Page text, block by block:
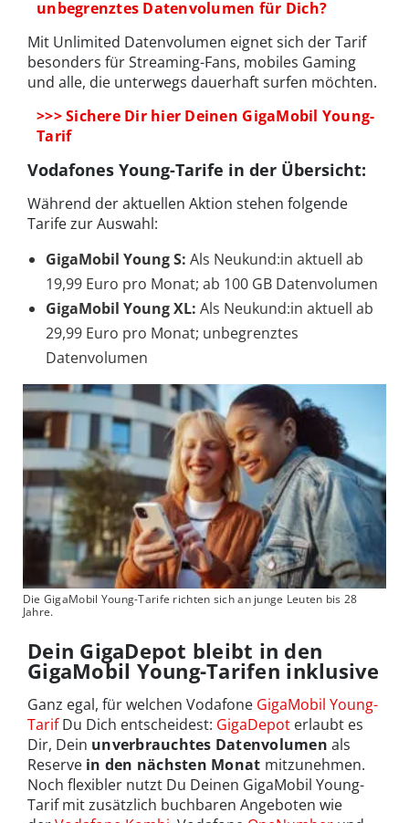
unbegrenztes Datenvolumen für Dich?
Mit Unlimited Datenvolumen eignet sich der Tarif
besonders für Streaming-Fans, mobiles Gaming
und alle, die unterwegs dauerhaft surfen möchten.
>>> Sichere Dir hier Deinen GigaMobil Young-
Tarif
Vodafones Young-Tarife in der Übersicht:
Während der aktuellen Aktion stehen folgende
Tarife zur Auswahl:
GigaMobil Young S: Als Neukund:in aktuell ab
19,99 Euro pro Monat; ab 100 GB Datenvolumen
GigaMobil Young XL: Als Neukund:in aktuell ab
29,99 Euro pro Monat; unbegrenztes
Datenvolumen
Die GigaMobil Young-Tarife richten sich an junge Leuten bis 28
Jahre.
Dein GigaDepot bleibt in den
GigaMobil Young-Tarifen inklusive
Ganz egal, für welchen Vodafone GigaMobil Young-
TarifDu Dich entscheidest: GigaDepot erlaubt es
Dir, Dein unverbrauchtes Datenvolumenals
Reserve in den nächsten Monat mitzunehmen.
Noch flexibler nutzt Du Deinen GigaMobil Young-
Tarif mit zusätzlich buchbaren Angeboten wie